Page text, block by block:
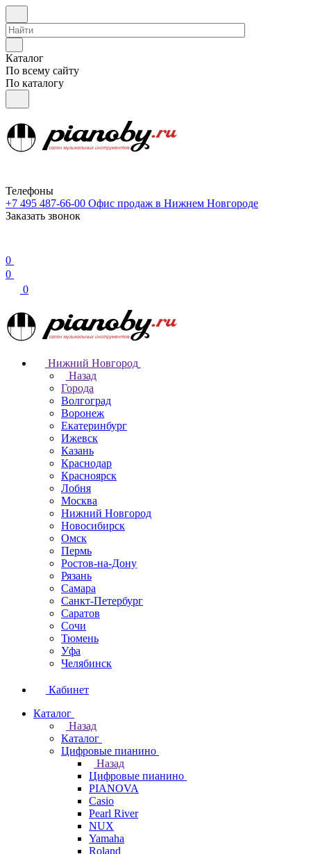
Каталог
По всему сайту
По каталогу
Телефоны
+7 495 487-66-00 Офис продаж в Нижнем Новгороде
Заказать звонок
0
0
0
Нижний Новгород
Назад
Города
Волгоград
Воронеж
Екатеринбург
Ижевск
Казань
Краснодар
Красноярск
Лобня
Москва
Нижний Новгород
Новосибирск
Омск
Пермь
Ростов-на-Дону
Рязань
Самара
Санкт-Петербург
Саратов
Сочи
Тюмень
Уфа
Челябинск
Кабинет
Каталог
Назад
Каталог
Цифровые пианино
Назад
Цифровые пианино
PIANOVA
Casio
Pearl River
NUX
Yamaha
Roland